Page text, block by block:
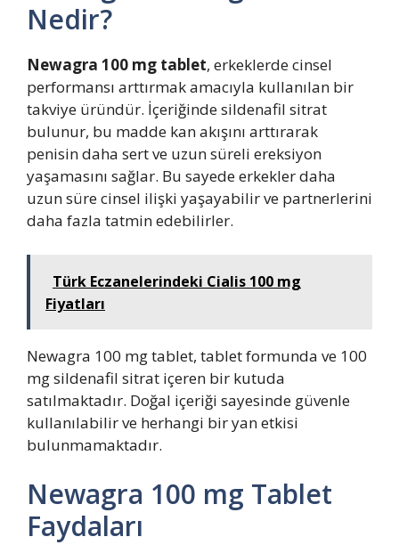
Nedir?
Newagra 100 mg tablet, erkeklerde cinsel
performansı arttırmak amacıyla kullanılan bir
takviye üründür. İçeriğinde sildenafil sitrat
bulunur, bu madde kan akışını arttırarak
penisin daha sert ve uzun süreli ereksiyon
yaşamasını sağlar. Bu sayede erkekler daha
uzun süre cinsel ilişki yaşayabilir ve partnerlerini
daha fazla tatmin edebilirler.
Türk Eczanelerindeki Cialis 100 mg
Fiyatları
Newagra 100 mg tablet, tablet formunda ve 100
mg sildenafil sitrat içeren bir kutuda
satılmaktadır. Doğal içeriği sayesinde güvenle
kullanılabilir ve herhangi bir yan etkisi
bulunmamaktadır.
Newagra 100 mg Tablet
Faydaları